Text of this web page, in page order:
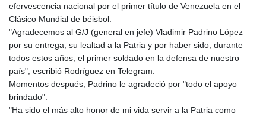
efervescencia nacional por el primer título de Venezuela en el
Clásico Mundial de béisbol.
"Agradecemos al G/J (general en jefe) Vladimir Padrino López
por su entrega, su lealtad a la Patria y por haber sido, durante
todos estos años, el primer soldado en la defensa de nuestro
país", escribió Rodríguez en Telegram.
Momentos después, Padrino le agradeció por "todo el apoyo
brindado".
"Ha sido el más alto honor de mi vida servir a la Patria como